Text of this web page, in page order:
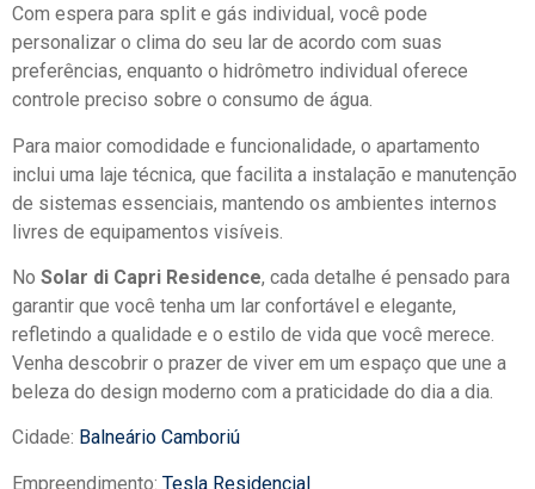
Com espera para split e gás individual, você pode
personalizar o clima do seu lar de acordo com suas
preferências, enquanto o hidrômetro individual oferece
controle preciso sobre o consumo de água.
Para maior comodidade e funcionalidade, o apartamento
inclui uma laje técnica, que facilita a instalação e manutenção
de sistemas essenciais, mantendo os ambientes internos
livres de equipamentos visíveis.
No Solar di Capri Residence, cada detalhe é pensado para
garantir que você tenha um lar confortável e elegante,
refletindo a qualidade e o estilo de vida que você merece.
Venha descobrir o prazer de viver em um espaço que une a
beleza do design moderno com a praticidade do dia a dia.
Cidade: Balneário Camboriú
Empreendimento: Tesla Residencial